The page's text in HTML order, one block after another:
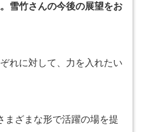
雪竹さんの今後の展望をお
れに対して、力を入れたい
まざまな形で活躍の場を提